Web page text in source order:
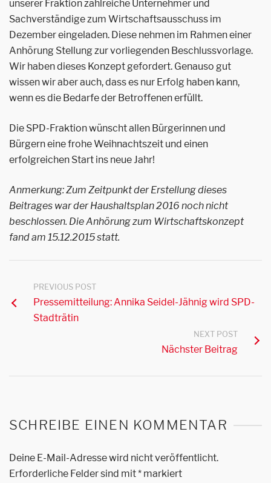
unserer Fraktion zahlreiche Unternehmer und
Sachverständige zum Wirtschaftsausschuss im
Dezember eingeladen. Diese nehmen im Rahmen einer
Anhörung Stellung zur vorliegenden Beschlussvorlage.
Wir haben dieses Konzept gefordert. Genauso gut
wissen wir aber auch, dass es nur Erfolg haben kann,
wenn es die Bedarfe der Betroffenen erfüllt.
Die SPD-Fraktion wünscht allen Bürgerinnen und
Bürgern eine frohe Weihnachtszeit und einen
erfolgreichen Start ins neue Jahr!
Anmerkung: Zum Zeitpunkt der Erstellung dieses
Beitrages war der Haushaltsplan 2016 noch nicht
beschlossen. Die Anhörung zum Wirtschaftskonzept
fand am 15.12.2015 statt.
PREVIOUS POST
Pressemitteilung: Annika Seidel-Jähnig wird SPD-
Stadträtin
NEXT POST
Nächster Beitrag
SCHREIBE EINEN KOMMENTAR
Deine E-Mail-Adresse wird nicht veröffentlicht.
Erforderliche Felder sind mit* markiert